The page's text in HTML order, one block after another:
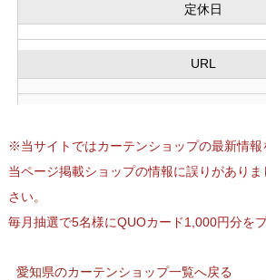
定休日
URL
※当サイトではカーテンショップの最新情報
当ページ掲載ショップの情報に誤りがあり
さい。
毎月抽選で5名様にQUOカード1,000円分を
愛知県のカーテンショップ一覧へ戻る